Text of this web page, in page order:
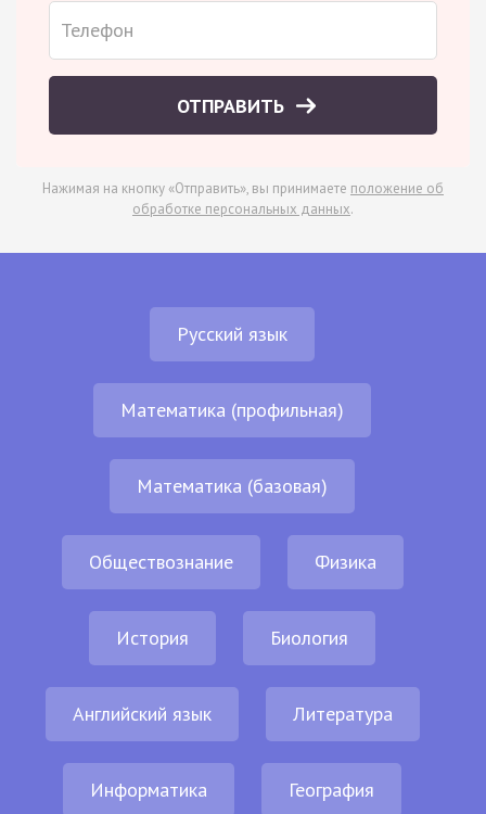
ОТПРАВИТЬ
Нажимая на кнопку «Отправить», вы принимаете положение об
обработке персональных данных.
Русский язык
Математика (профильная)
Математика (базовая)
Обществознание Физика
История Биология
Английский язык Литература
Информатика География